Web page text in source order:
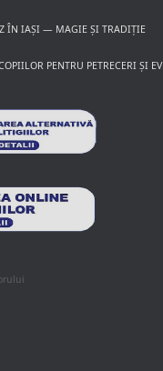
ÎN IAȘI — MAGIE ȘI TRADIȚIE
PENTRU PETRECERI ȘI